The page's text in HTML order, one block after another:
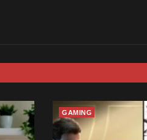
GAMING